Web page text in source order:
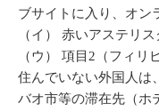
ブサイトに入り、オン
（イ） 赤いアステリ
（ウ） 項目2（フィリ
住んでいない外国人は
バオ市等の滞在先（ホ